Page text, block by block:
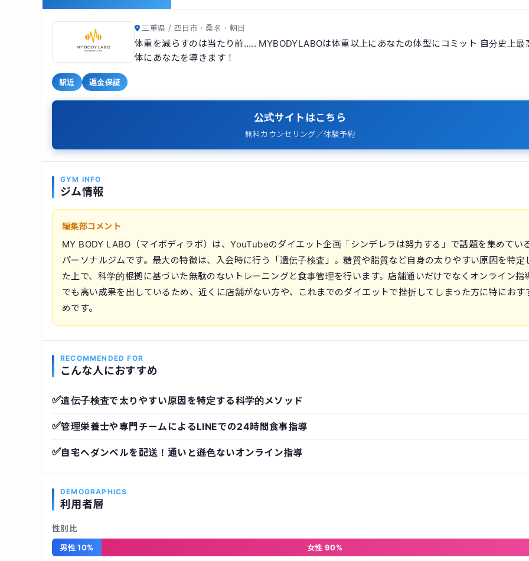
三重県 / 四日市・桑名・朝日
体重を減らすのは当たり前….. MYBODYLABOは体重以上にあなたの体型にコミット 自分史上最
体にあなたを導きます！
駅近 返金保証
公式サイトはこちら
無料カウンセリング／体験予約
GYM INFO
ジム情報
編集部コメント
MY BODY LABO（マイボディラボ）は、YouTubeのダイエット企画「シンデレラは努力する」で話題を集めてい
パーソナルジムです。最大の特徴は、入会時に行う「遺伝子検査」。糖質や脂質など自身の太りやすい原因を特定
た上で、科学的根拠に基づいた無駄のないトレーニングと食事管理を行います。店舗通いだけでなくオンライン指
でも高い成果を出しているため、近くに店舗がない方や、これまでのダイエットで挫折してしまった方に特におす
めです。
RECOMMENDED FOR
こんな人におすすめ
✅遺伝子検査で太りやすい原因を特定する科学的メソッド
✅管理栄養士や専門チームによるLINEでの24時間食事指導
✅自宅へダンベルを配送！通いと遜色ないオンライン指導
DEMOGRAPHICS
利用者層
性別比
男性 10% 女性 90%